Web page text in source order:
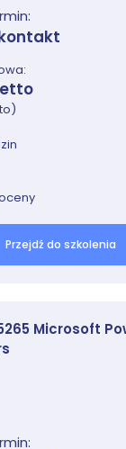
procesów
oraz
łączniki i akcje
i zarządzanie
Przejdź do szkolenia
Microsoft